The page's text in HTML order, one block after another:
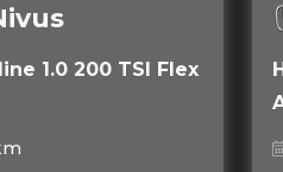
1.0 200 TSI Flex